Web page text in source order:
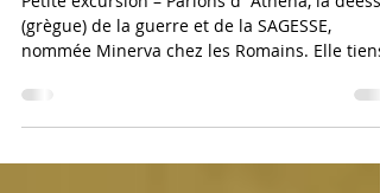
Petite excursion – Parlons d´Athéna, la déesse
nommée Minerva chez les Romains. Elle tiens
un...